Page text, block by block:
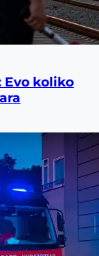
Evo koliko